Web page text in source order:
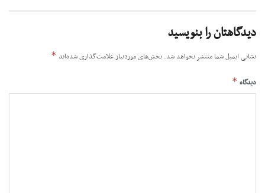
دیدگاهتان را بنویسید
نشانی ایمیل شما منتشر نخواهد شد. بخش‌های موردنیاز علامت‌گذاری شده‌اند *
دیدگاه *